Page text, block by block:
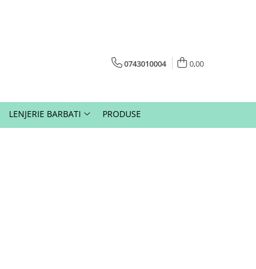
0743010004 0,00
LENJERIE BARBATI PRODUSE